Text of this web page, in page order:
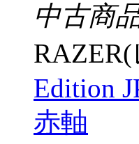
中古商
Edition
赤軸